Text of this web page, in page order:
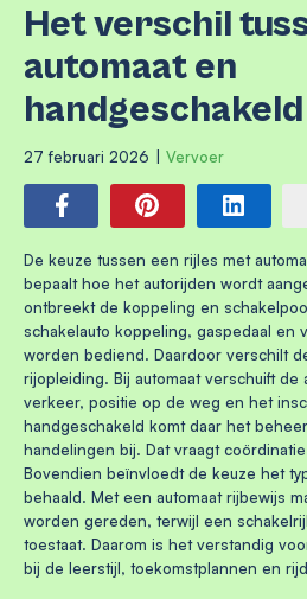
Het verschil
automaat en
27 februari 2026 Vervoer
De keuze tussen een rijles met
bepaalt hoe het autorijden wordt
ontbreekt de koppeling en
schakelauto koppeling, gaspedaal en
worden bediend. Daardoor verschilt
rijopleiding. Bij automaat verschuift de
verkeer, positie op de weg en het
handgeschakeld komt daar het
handelingen bij. Dat vraagt
Bovendien beïnvloedt de keuze het
behaald. Met een automaat rijbewijs
worden gereden, terwijl een
toestaat. Daarom is het verstandig
bij de leerstijl, toekomstplannen en